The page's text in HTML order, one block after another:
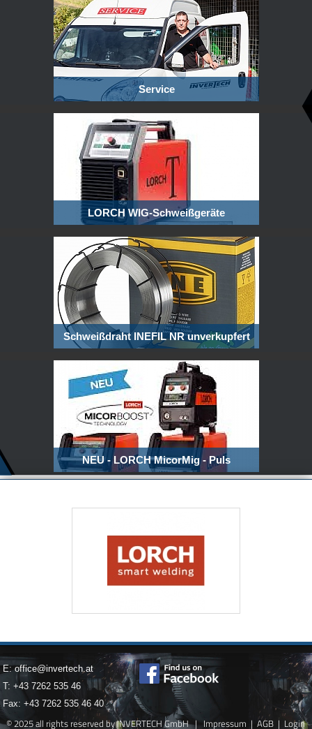
Service
LORCH WIG-Schweißgeräte
Schweißdraht INEFIL NR unverkupfert
NEU - LORCH MicorMig - Puls
E:office@invertech.at
T: +43 7262 535 46
Fax: +43 7262 535 46 40
© 2025 all rights reserved by INVERTECH GmbH | Impressum | AGB| Login